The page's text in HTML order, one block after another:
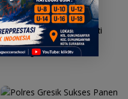
Kepatuhan AG Ny Suharti
Diperiksa Otoritas Pajak
Surabaya